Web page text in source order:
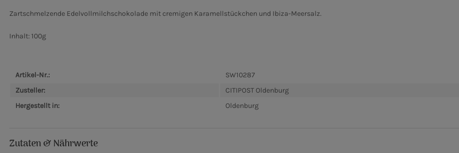
Zartschmelzende Edelvollmilchschokolade mit cremigen Karamellstückchen und Ibiza-Meersalz.
Inhalt: 100g
Artikel-Nr.:
SW10287
Zusteller:
CITIPOST Oldenburg
Hergestellt in:
Oldenburg
Zutaten & Nährwerte